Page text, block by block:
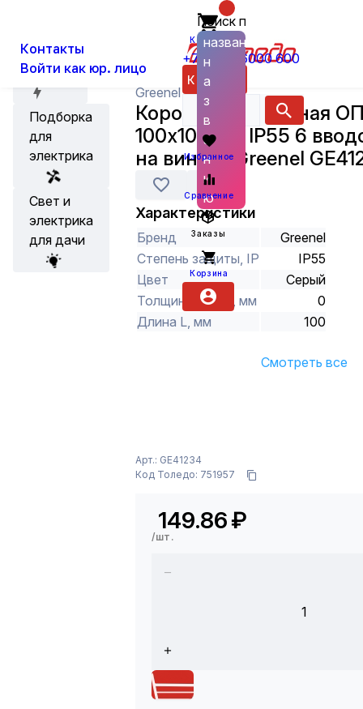
Контакты
Войти как юр. лицо
Корзина
+7 (800) 6000 600
Каталог
Поиск по
названию
н
а
з
в
а
н
и
ю
Избранное
Сравнение
Заказы
Корзина
Акции
Подборка
для
электрика
Свет и
электрика
для дачи
Установка, Выключатели, Розетки
Greenel
Коробка распаячная
100х100х50 IP55 6
на винтах Greenel
Характеристики
Бренд
Greenel
Степень защиты, IP
IP55
Цвет
Серый
Толщина стали, мм
0
Длина L, мм
100
Смотреть все
Арт.: GE41234
Код Толедо: 751957
149.86₽
/шт.
1